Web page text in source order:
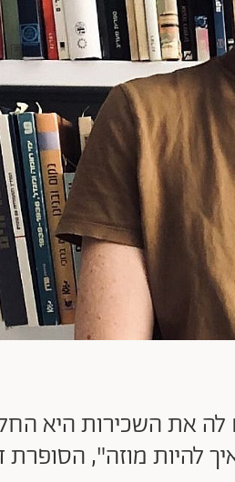
את השכירות היא
להיות מוזה", הסופרת